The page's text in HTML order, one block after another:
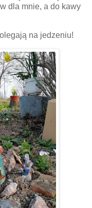
dla mnie, a do kawy
na jedzeniu!